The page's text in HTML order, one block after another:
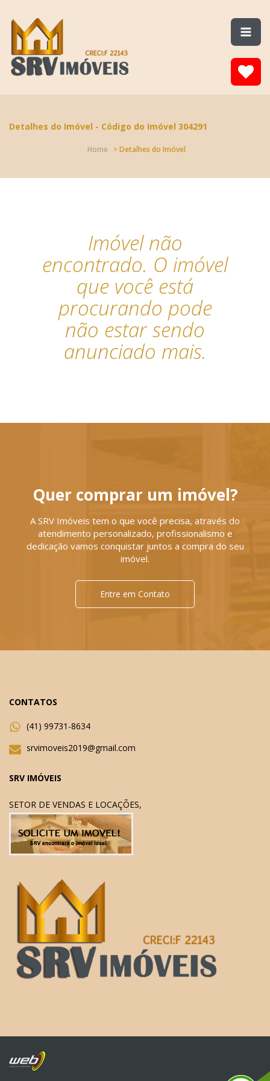
Detalhes do Imóvel - Código do Imóvel 304291
Home > Detalhes do Imóvel
Imóvel não
encontrado. O imóvel
que você está
procurando pode
não estar sendo
anunciado mais.
Quer comprar um imóvel?
A SRV Imóveis tem o que você precisa, através do
atendimento personalizado, profissionalismo e
dedicação vamos conquistar juntos a compra do seu
imóvel.
Entre em Contato
CONTATOS
(41) 99731-8634
srvimoveis2019@gmail.com
SRV IMÓVEIS
SETOR DE VENDAS E LOCAÇÕES,